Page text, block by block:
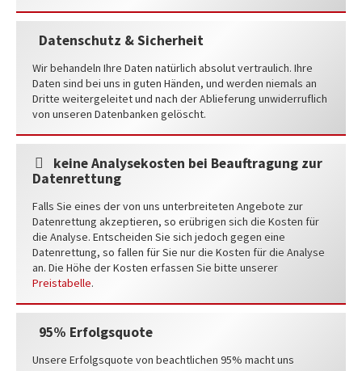
Datenschutz & Sicherheit
Wir behandeln Ihre Daten natürlich absolut vertraulich. Ihre
Daten sind bei uns in guten Händen, und werden niemals an
Dritte weitergeleitet und nach der Ablieferung unwiderruflich
von unseren Datenbanken gelöscht.
keine Analysekosten bei Beauftragung zur
Datenrettung
Falls Sie eines der von uns unterbreiteten Angebote zur
Datenrettung akzeptieren, so erübrigen sich die Kosten für
die Analyse. Entscheiden Sie sich jedoch gegen eine
Datenrettung, so fallen für Sie nur die Kosten für die Analyse
an. Die Höhe der Kosten erfassen Sie bitte unserer
Preistabelle.
95% Erfolgsquote
Unsere Erfolgsquote von beachtlichen 95% macht uns